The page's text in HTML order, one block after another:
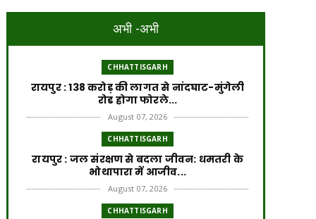
अभी -अभी
CHHATTISGARH
रायपुर : 138 करोड़ की लागत से नांदघाट-मुंगेली
रोड होगा फोरले...
August 07, 2026
CHHATTISGARH
रायपुर : जल संरक्षण से बदला जीवन: धमतरी के
भोथापारा में आजीव...
August 07, 2026
CHHATTISGARH